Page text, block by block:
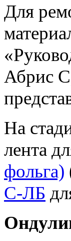
Для
Абрис
На
лента
фольга)
С-ЛБ